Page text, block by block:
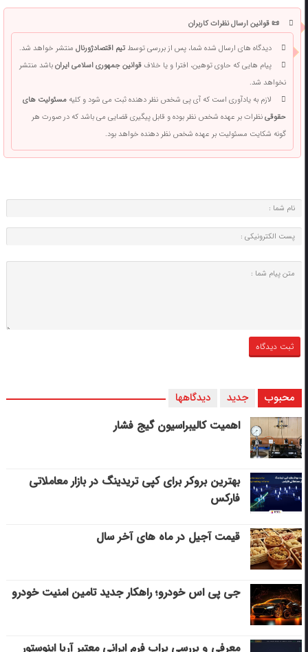
📜 قوانین ارسال نظرات کاربران
دیدگاه های ارسال شده شما، پس از بررسی توسطتیم اقتصادژورنالمنتشر خواهد شد.
پیام هایی که حاوی توهین، افترا و یا خلافقوانین جمهوری اسلامی ایرانباشد منتشر
نخواهد شد.
لازم به یادآوری است که آی پی شخص نظر دهنده ثبت می شود و کلیهمسئولیت های
حقوقینظرات بر عهده شخص نظر بوده و قابل پیگیری قضایی می باشد که در صورت هر
گونه شکایت مسئولیت بر عهده شخص نظر دهنده خواهد بود.
محبوب جدید دیدگاهها
اهمیت کالیبراسیون گیج فشار
بهترین بروکر برای کپی‌ تریدینگ در بازار معاملاتی
فارکس
قیمت آجیل در ماه های آخر سال
جی پی اس خودرو؛ راهکار جدید تامین امنیت خودرو
معرفی و بررسی پراپ فرم ایرانی معتبر آریا اینوستور